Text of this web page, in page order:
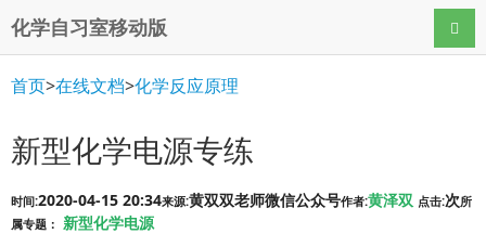
化学自习室移动版 导航
首页>在线文档>化学反应原理
新型化学电源专练
时间:2020-04-15 20:34来源:黄双双老师微信公众号作者:黄泽双 点击:次所
属专题： 新型化学电源